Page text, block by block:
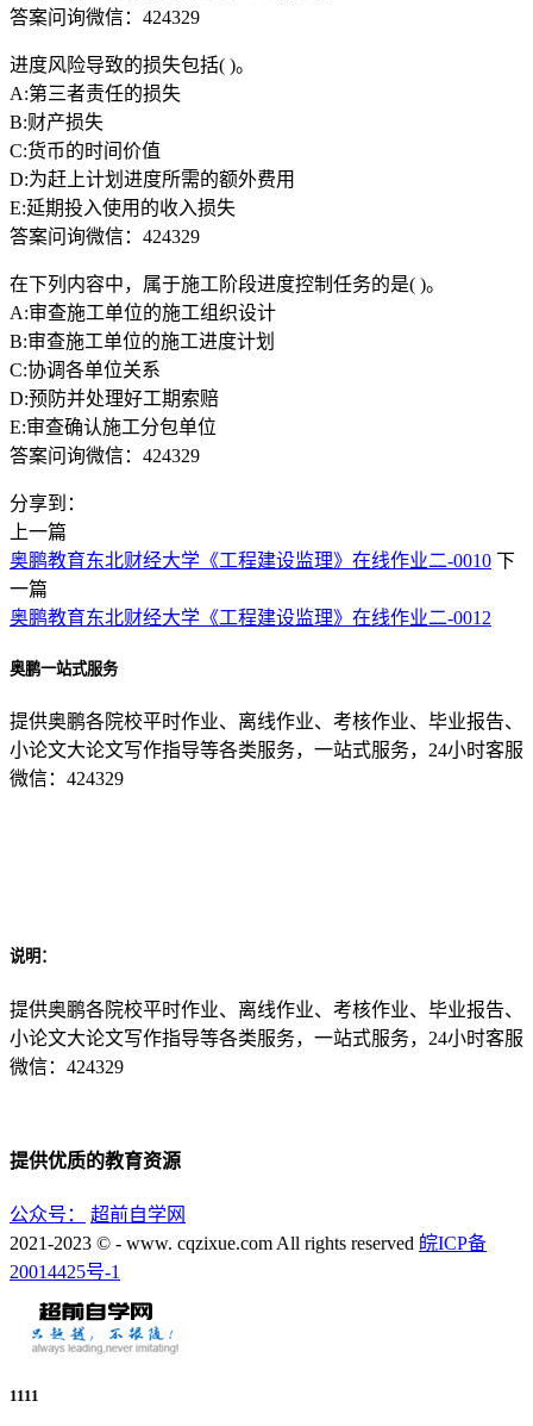
答案问询微信：424329
进度风险导致的损失包括( )。
A:第三者责任的损失
B:财产损失
C:货币的时间价值
D:为赶上计划进度所需的额外费用
E:延期投入使用的收入损失
答案问询微信：424329
在下列内容中，属于施工阶段进度控制任务的是( )。
A:审查施工单位的施工组织设计
B:审查施工单位的施工进度计划
C:协调各单位关系
D:预防并处理好工期索赔
E:审查确认施工分包单位
答案问询微信：424329
分享到：
上一篇
奥鹏教育东北财经大学《工程建设监理》在线作业二-0010 下
一篇
奥鹏教育东北财经大学《工程建设监理》在线作业二-0012
奥鹏一站式服务
提供奥鹏各院校平时作业、离线作业、考核作业、毕业报告、
小论文大论文写作指导等各类服务，一站式服务，24小时客服
微信：424329
说明：
提供奥鹏各院校平时作业、离线作业、考核作业、毕业报告、
小论文大论文写作指导等各类服务，一站式服务，24小时客服
微信：424329
提供优质的教育资源
公众号：
超前自学网
2021-2023 © - www. cqzixue.com All rights reserved 皖ICP备
20014425号-1
1111